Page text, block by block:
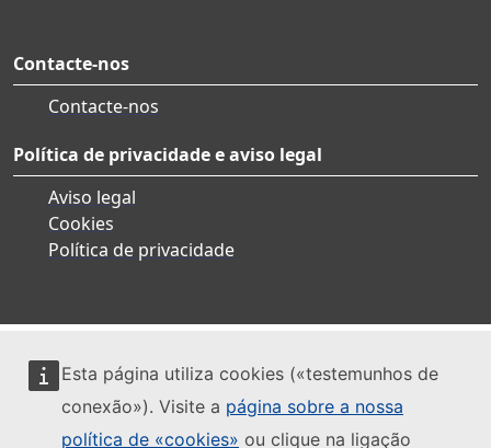
Esta página utiliza cookies («testemunhos de
conexão»). Visite a página sobre a nossa
política de «cookies» ou clique na ligação
Contacte-nos
Contacte-nos
Política de privacidade e aviso legal
Aviso legal
Cookies
Política de privacidade